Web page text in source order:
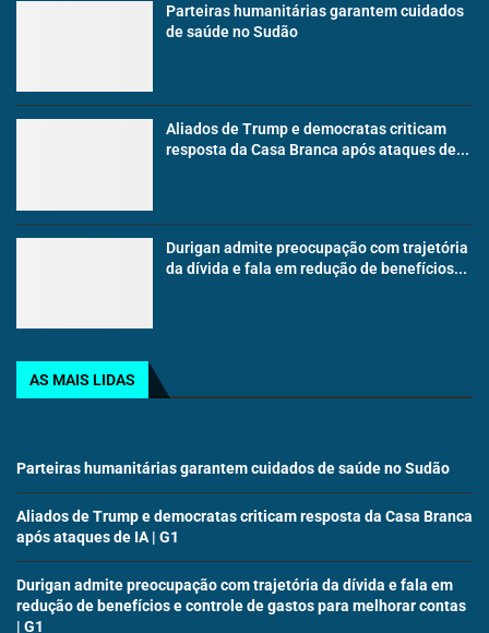
Parteiras humanitárias garantem cuidados
de saúde no Sudão
Aliados de Trump e democratas criticam
resposta da Casa Branca após ataques de...
Durigan admite preocupação com trajetória
da dívida e fala em redução de benefícios...
AS MAIS LIDAS
Parteiras humanitárias garantem cuidados de saúde no Sudão
Aliados de Trump e democratas criticam resposta da Casa Branca
após ataques de IA | G1
Durigan admite preocupação com trajetória da dívida e fala em
redução de benefícios e controle de gastos para melhorar contas
| G1